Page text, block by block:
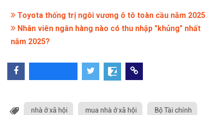
Toyota thống trị ngôi vương ô tô toàn cầu năm 2025
Nhân viên ngân hàng nào có thu nhập "khủng" nhất
năm 2025?
nhà ở xã hội mua nhà ở xã hội Bộ Tài chính